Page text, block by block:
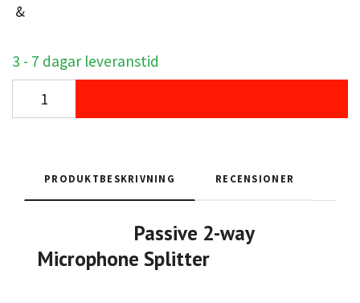
&
3 - 7 dagar leveranstid
PRODUKTBESKRIVNING RECENSIONER
Passive 2-way
Microphone Splitter